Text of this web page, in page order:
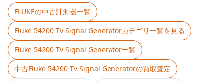
FLUKEの中古計測器一覧
Fluke 54200 Tv Signal Generatorカテゴリ一覧を見る
Fluke 54200 Tv Signal Generator一覧
中古Fluke 54200 Tv Signal Generatorの買取査定